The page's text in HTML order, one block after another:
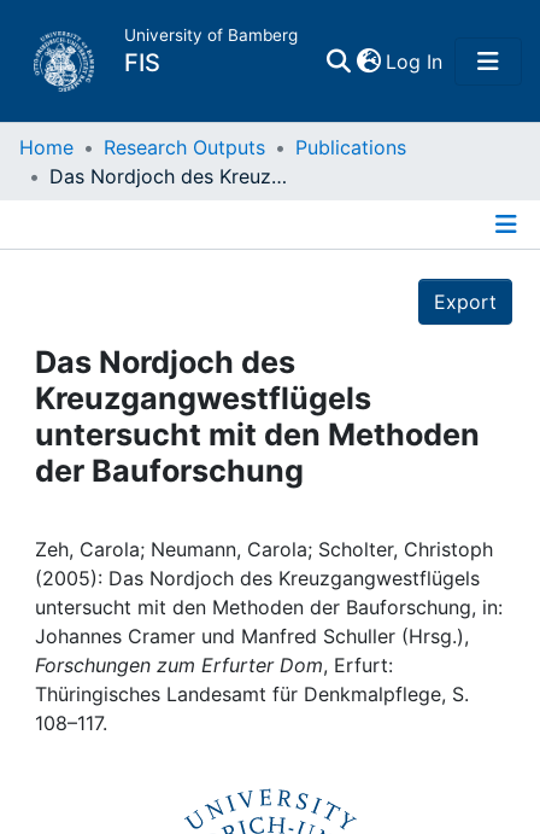
University of Bamberg
FIS Log In(current)
Home
Projects
People
Institutions
Awards
My FIS
Help
Home Research Outputs
Publications
Das Nordjoch des Kreuzgangwestflügels untersucht mit den Methoden der Bauforschung
Export
Das Nordjoch des
Kreuzgangwestflügels
untersucht mit den Methoden
der Bauforschung
Zeh, Carola; Neumann, Carola; Scholter, Christoph
(2005): Das Nordjoch des Kreuzgangwestflügels
untersucht mit den Methoden der Bauforschung, in:
Johannes Cramer und Manfred Schuller (Hrsg.),
Forschungen zum Erfurter Dom, Erfurt:
Thüringisches Landesamt für Denkmalpflege, S.
108–117.